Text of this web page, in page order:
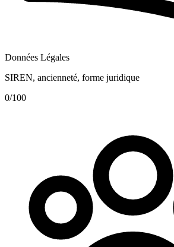
Données Légales
SIREN, ancienneté, forme juridique
0/100